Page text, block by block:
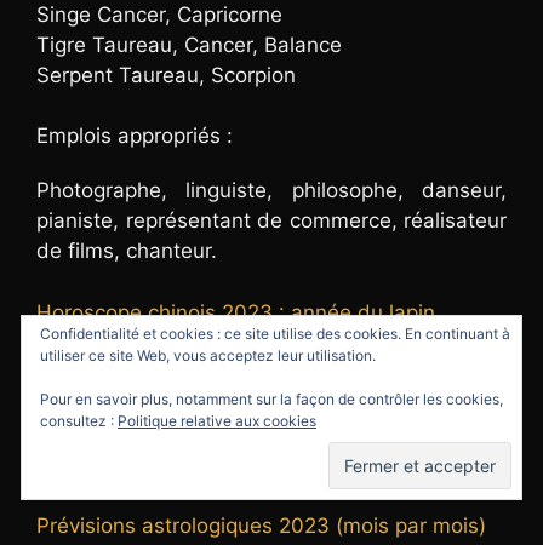
Singe Cancer, Capricorne
Tigre Taureau, Cancer, Balance
Serpent Taureau, Scorpion
Emplois appropriés :
Photographe, linguiste, philosophe, danseur,
pianiste, représentant de commerce, réalisateur
de films, chanteur.
Horoscope chinois 2023 : année du lapin
du zodiaque
Prévisions astrologiques 2023 (mois par mois)
Confidentialité et cookies : ce site utilise des cookies. En continuant à
utiliser ce site Web, vous acceptez leur utilisation.
Pour en savoir plus, notamment sur la façon de contrôler les cookies,
consultez : Politique relative aux cookies